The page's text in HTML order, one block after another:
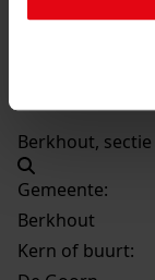
Berkhout, sectie
Gemeente:
Berkhout
Kern of buurt: